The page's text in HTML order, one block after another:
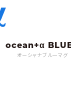
オーシャナブルーマグ